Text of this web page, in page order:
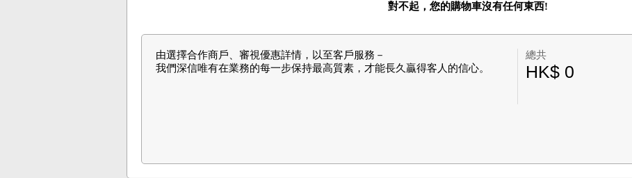
對不起，您的購物車沒有任何東西!
由選擇合作商戶、審視優惠詳情，以至客戶服務－
我們深信唯有在業務的每一步保持最高質素，才能長久贏得客人的信心。
總共
HK$ 0